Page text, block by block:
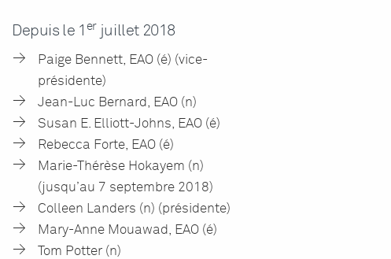
Depuis le 1 er juillet 2018
Paige Bennett, EAO (é) (vice-
présidente)
Jean-Luc Bernard, EAO (n)
Susan E. Elliott-Johns, EAO (é)
Rebecca Forte, EAO (é)
Marie-Thérèse Hokayem (n)
(jusqu’au 7 septembre 2018)
Colleen Landers (n) (présidente)
Mary-Anne Mouawad, EAO (é)
Tom Potter (n)